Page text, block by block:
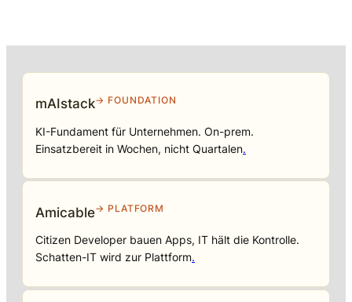
mAIstack→ FOUNDATION
KI-Fundament für Unternehmen. On-prem.
Einsatzbereit in Wochen, nicht Quartalen.
Amicable→ PLATFORM
Citizen Developer bauen Apps, IT hält die Kontrolle.
Schatten-IT wird zur Plattform.